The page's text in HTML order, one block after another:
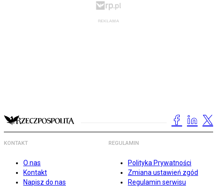
KONTAKT
O nas
Kontakt
Napisz do nas
REGULAMIN
Polityka Prywatności
Zmiana ustawień zgód
Regulamin serwisu